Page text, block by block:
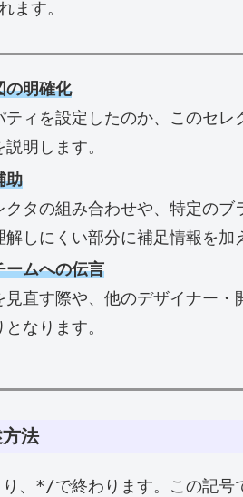
ます。
の明確化
ティを設定したのか、このセレ
説明します。
助
クタの組み合わせや、特定のブ
解しにくい部分に補足情報を加
ームへの伝言
見直す際や、他のデザイナー
なります。
法
、 */で終わります。この記号